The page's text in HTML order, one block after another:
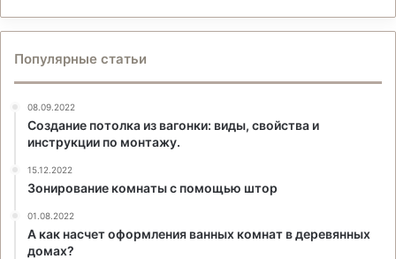
Популярные статьи
08.09.2022
Создание потолка из вагонки: виды, свойства и
инструкции по монтажу.
15.12.2022
Зонирование комнаты с помощью штор
01.08.2022
А как насчет оформления ванных комнат в деревянных
домах?